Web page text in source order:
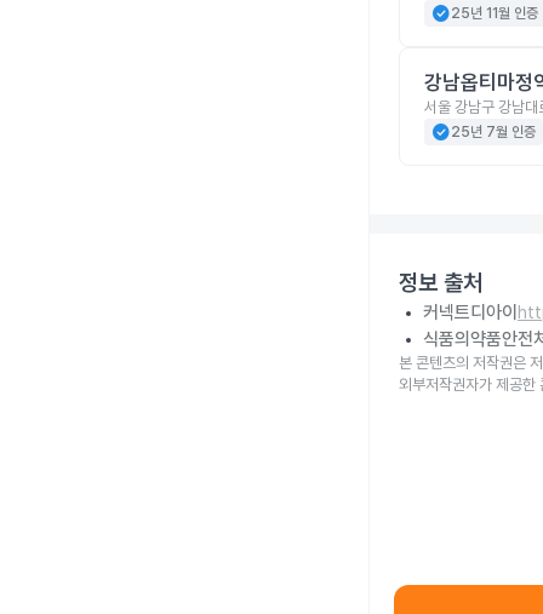
check_circle25년 11월 인증
강남옵티마정
서울 강남구 강남
check_circle25년 7월 인증
정보 출처
커넥트디아이
식품의약품안전
본 콘텐츠의 저작권은
외부저작권자가 제공한